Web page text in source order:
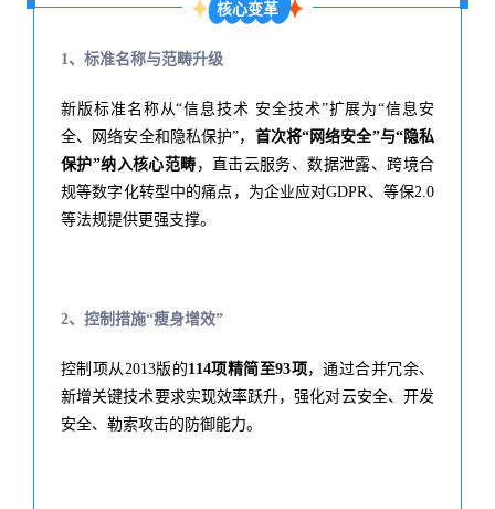
核心变革
1、标准名称与范畴升级
新版标准名称从“信息技术 安全技术”扩展为“信息安
全、网络安全和隐私保护”， 首次将“网络安全”与“隐私
保护”纳入核心范畴 ，直击云服务、数据泄露、跨境合
规等数字化转型中的痛点，为企业应对GDPR、等保2.0
等法规提供更强支撑。
2、控制措施“瘦身增效”
控制项从2013版的114项精简至93项 ，通过合并冗余、
新增关键技术要求实现效率跃升，强化对云安全、开发
安全、勒索攻击的防御能力。